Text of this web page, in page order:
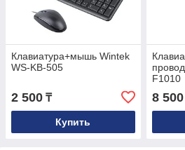
Клавиатура+мышь Wintek
WS-KB-505
2 500 ₸
Купить
F1010
8 500